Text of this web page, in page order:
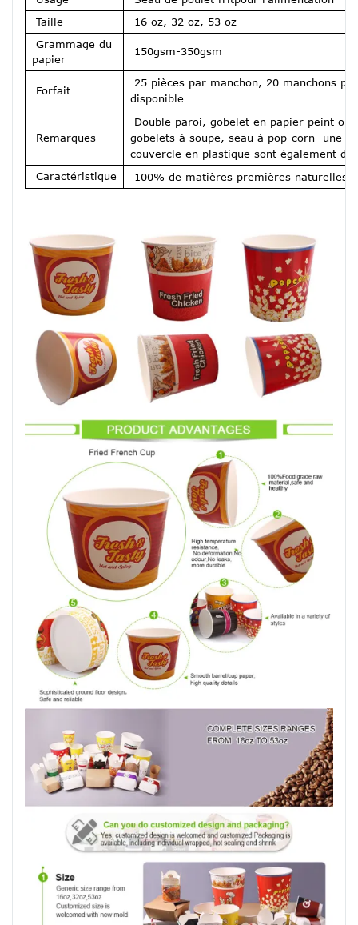
Taille
16 oz, 32 oz, 53 oz
Grammage du
papier
150gsm-350gsm
Forfait
25 pièces par manchon, 20 manchons
disponible
Remarques
Double paroi, gobelet en papier peint
gobelets à soupe, seau à pop-corn une
couvercle en plastique sont également
Caractéristique
100% de matières premières naturelles